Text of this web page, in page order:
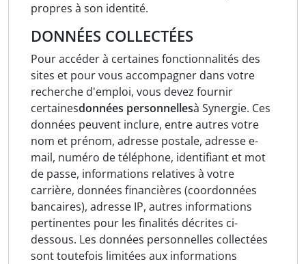
propres à son identité.
DONNÉES COLLECTÉES
Pour accéder à certaines fonctionnalités des
sites et pour vous accompagner dans votre
recherche d'emploi, vous devez fournir
certainesdonnées personnellesà Synergie. Ces
données peuvent inclure, entre autres votre
nom et prénom, adresse postale, adresse e-
mail, numéro de téléphone, identifiant et mot
de passe, informations relatives à votre
carrière, données financières (coordonnées
bancaires), adresse IP, autres informations
pertinentes pour les finalités décrites ci-
dessous. Les données personnelles collectées
sont toutefois limitées aux informations